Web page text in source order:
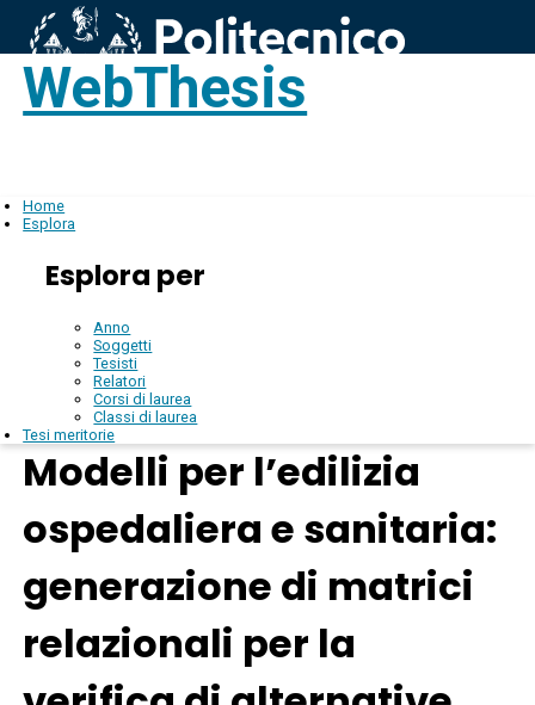
WebThesis
Home
Esplora
Esplora per
Anno
Soggetti
Tesisti
Relatori
Corsi di laurea
Classi di laurea
Tesi meritorie
Modelli per l’edilizia
ospedaliera e sanitaria:
generazione di matrici
relazionali per la